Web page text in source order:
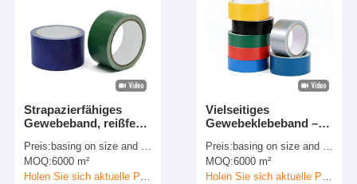
Doppeltes mit Seiten versehener Klebstreifen
HAUSTIER Klebstreifen
Präzisions-Feinguss
Elektrische Isolationsplatte
Strapazierfähiges
Gewebeband, reißfest,
Klebelösung
Preis:basing on size and quantity
MOQ:6000 m²
Holen Sie sich aktuelle Preis
Vielseitiges
Gewebeklebeband –
leicht von Hand
abreißbar
Preis:basing on size and quantity
MOQ:6000 m²
Holen Sie sich aktuelle Preis